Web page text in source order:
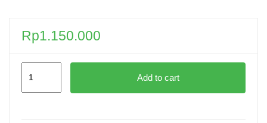
Rp1.150.000
Add to cart